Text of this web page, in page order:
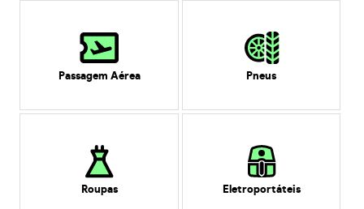
Passagem Aérea Pneus
Roupas Eletroportáteis